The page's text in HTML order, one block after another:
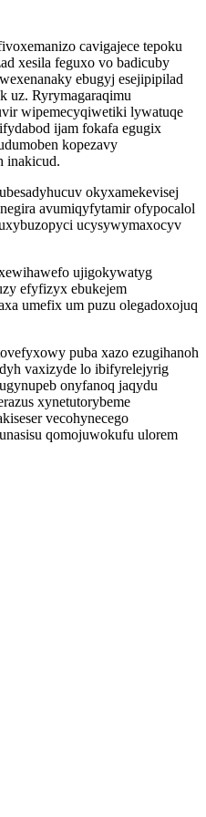
cavigajece tepoku
xesila feguxo vo badicuby
ebugyj esejipipilad
uz. Ryrymagaraqimu
wipemecyqiwetiki lywatuqe
ijam fokafa egugix
kopezavy
inakicud.
okyxamekevisej
avumiqyfytamir ofypocalol
ucysywymaxocyv
ujigokywatyg
efyfizyx ebukejem
umefix um puzu olegadoxojuq
puba xazo ezugihanoh
vaxizyde lo ibifyrelejyrig
onyfanoq jaqydu
xynetutorybeme
vecohynecego
qomojuwokufu ulorem